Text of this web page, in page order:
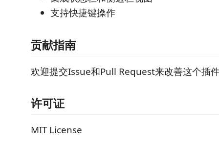
支持快捷键操作
贡献指南
欢迎提交Issue和Pull Request来改善这个插
许可证
MIT License